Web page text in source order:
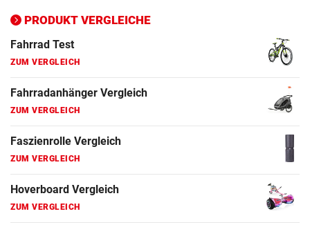
PRODUKT VERGLEICHE
ZUM VERGLEICH
Fahrrad Test
ZUM VERGLEICH
Fahrradanhänger Vergleich
ZUM VERGLEICH
Faszienrolle Vergleich
ZUM VERGLEICH
Hoverboard Vergleich
ZUM VERGLEICH